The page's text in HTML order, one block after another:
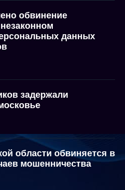
обвинение
данных
задержали
области обвиняется в
мошенничества